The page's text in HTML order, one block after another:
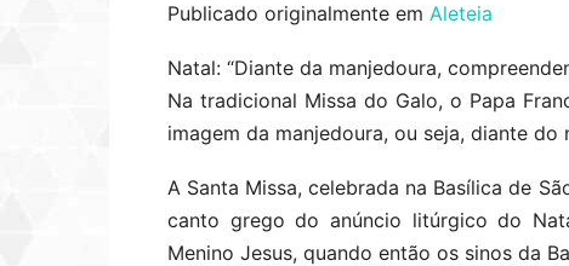
Publicado originalmente em Aleteia
Natal: “Diante da manjedoura,
Na tradicional Missa do Galo, o Papa
imagem da manjedoura, ou seja, diante do
A Santa Missa, celebrada na Basílica de
canto grego do anúncio litúrgico do
Menino Jesus, quando então os sinos da